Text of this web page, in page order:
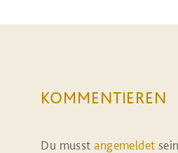
KOMMENTIEREN
Du musstangemeldet